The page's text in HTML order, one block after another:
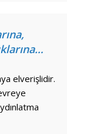
elverişlidir.